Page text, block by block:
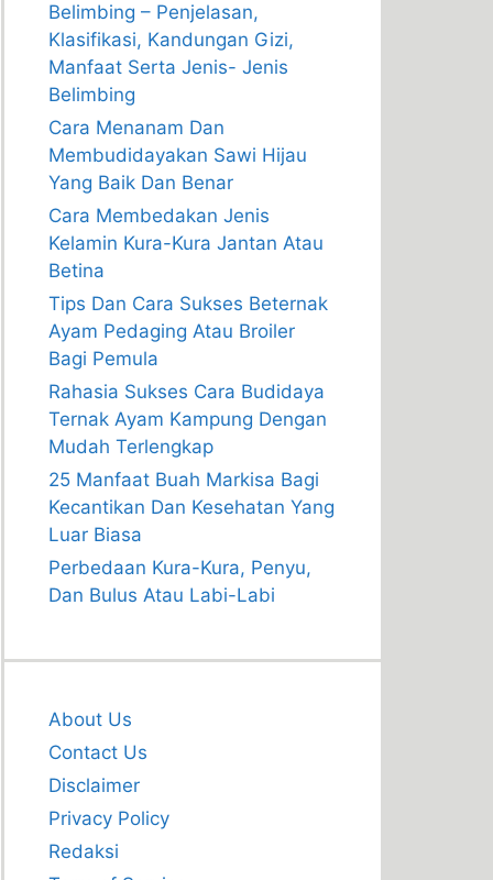
Belimbing – Penjelasan,
Klasifikasi, Kandungan Gizi,
Manfaat Serta Jenis- Jenis
Belimbing
Cara Menanam Dan
Membudidayakan Sawi Hijau
Yang Baik Dan Benar
Cara Membedakan Jenis
Kelamin Kura-Kura Jantan Atau
Betina
Tips Dan Cara Sukses Beternak
Ayam Pedaging Atau Broiler
Bagi Pemula
Rahasia Sukses Cara Budidaya
Ternak Ayam Kampung Dengan
Mudah Terlengkap
25 Manfaat Buah Markisa Bagi
Kecantikan Dan Kesehatan Yang
Luar Biasa
Perbedaan Kura-Kura, Penyu,
Dan Bulus Atau Labi-Labi
About Us
Contact Us
Disclaimer
Privacy Policy
Redaksi